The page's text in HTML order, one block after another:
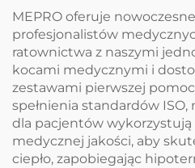
MEPRO oferuje
profesjonalistów
ratownictwa z naszymi
kocami medycznymi i
zestawami pierwszej
spełnienia standardów ISO,
dla pacjentów wykorzystują
medycznej jakości, aby
ciepło, zapobiegając